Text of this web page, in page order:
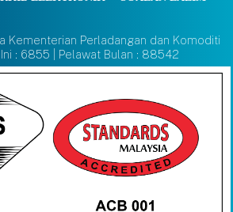
Kementerian Perladangan dan Komoditi
: 6855 | Pelawat Bulan : 88542